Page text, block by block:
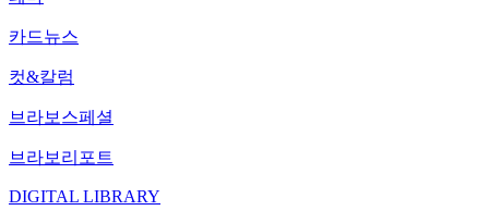
카드뉴스
컷&칼럼
브라보스페셜
브라보리포트
DIGITAL LIBRARY